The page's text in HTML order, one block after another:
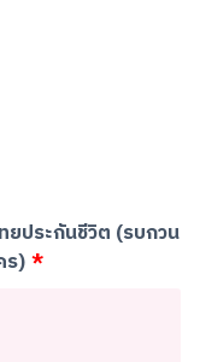
ยประกันชีวิต (รบกวน
ร)